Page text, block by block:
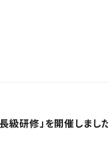
研修」を開催しまし